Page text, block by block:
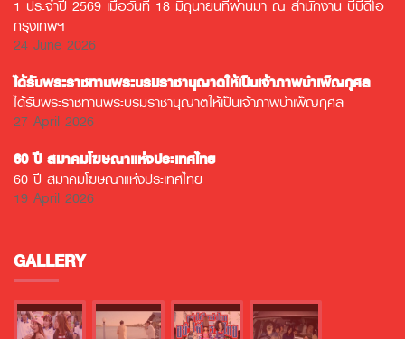
1 ประจำปี 2569 เมื่อวันที่ 18 มิถุนายนที่ผ่านมา ณ สำนักงาน บีบีดีโอ
กรุงเทพฯ
24 June 2026
ได้รับพระราชทานพระบรมราชานุญาตให้เป็นเจ้าภาพบำเพ็ญกุศล
ได้รับพระราชทานพระบรมราชานุญาตให้เป็นเจ้าภาพบำเพ็ญกุศล
27 April 2026
60 ปี สมาคมโฆษณาแห่งประเทศไทย
60 ปี สมาคมโฆษณาแห่งประเทศไทย
19 April 2026
GALLERY